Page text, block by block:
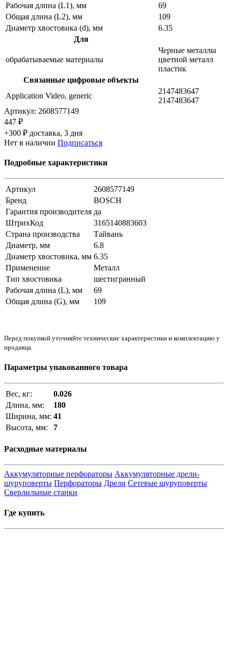
Рабочая длина (L1), мм
69
Общая длина (L2), мм
109
Диаметр хвостовика (d), мм
6.35
Для
обрабатываемые материалы
Черные металлы
цветной металл
пластик
Связанные цифровые объекты
Application Video, generic
2147483647
2147483647
Артикул: 2608577149
447 ₽
+300 ₽ доставка, 3 дня
Нет в наличии Подписаться
Подробные характеристики
Артикул
2608577149
Бренд
BOSCH
Гарантия производителя да
ШтрихКод
3165140883603
Страна производства
Тайвань
Диаметр, мм
6.8
Диаметр хвостовика, мм 6.35
Применение
Металл
Тип хвостовика
шестигранный
Рабочая длина (L), мм
69
Общая длина (G), мм
109
Перед покупкой уточняйте технические характеристики и комплектацию у
продавца.
Параметры упакованного товара
Вес, кг:
0.026
Длина, мм:
180
Ширина, мм: 41
Высота, мм:
7
Расходные материалы
Аккумуляторные перфораторы Аккумуляторные дрели-
шуруповерты Перфораторы Дрели Сетевые шуруповерты
Сверлильные станки
Где купить